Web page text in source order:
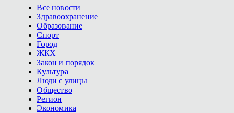
Все новости
Здравоохранение
Образование
Спорт
Город
ЖКХ
Закон и порядок
Культура
Люди с улицы
Общество
Регион
Экономика